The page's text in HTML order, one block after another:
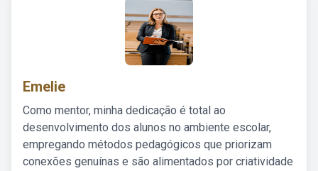
Emelie
Como mentor, minha dedicação é total ao
desenvolvimento dos alunos no ambiente escolar,
empregando métodos pedagógicos que priorizam
conexões genuínas e são alimentados por criatividade